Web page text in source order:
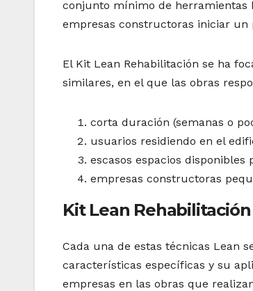
conjunto mínimo de herramientas
empresas constructoras iniciar un
El Kit Lean Rehabilitación se ha
similares, en el que las obras
corta duración (semanas o
usuarios residiendo en el
escasos espacios
empresas constructoras
Kit Lean
Cada una de estas técnicas Lean
características específicas y su
empresas en las obras que